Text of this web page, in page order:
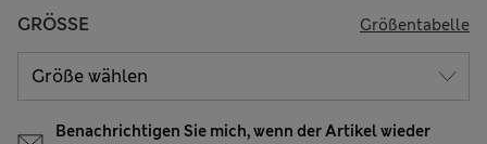
GRÖSSE Größentabelle
Benachrichtigen Sie mich, wenn der Artikel wieder